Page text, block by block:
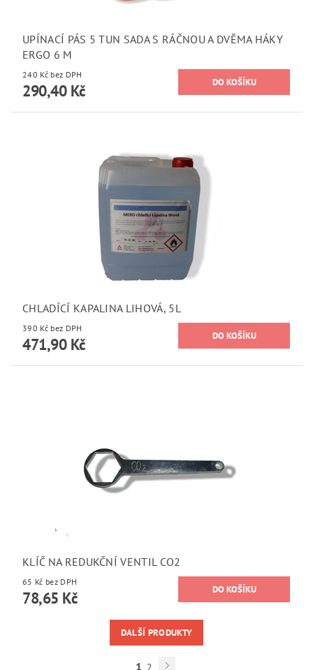
UPÍNACÍ PÁS 5 TUN SADA S RÁČNOU A DVĚMA HÁKY
ERGO 6 M
240 Kč bez DPH
290,40 Kč
CHLADÍCÍ KAPALINA LIHOVÁ, 5L
390 Kč bez DPH
471,90 Kč
KLÍČ NA REDUKČNÍ VENTIL CO2
65 Kč bez DPH
78,65 Kč
DALŠÍ PRODUKTY
1 2